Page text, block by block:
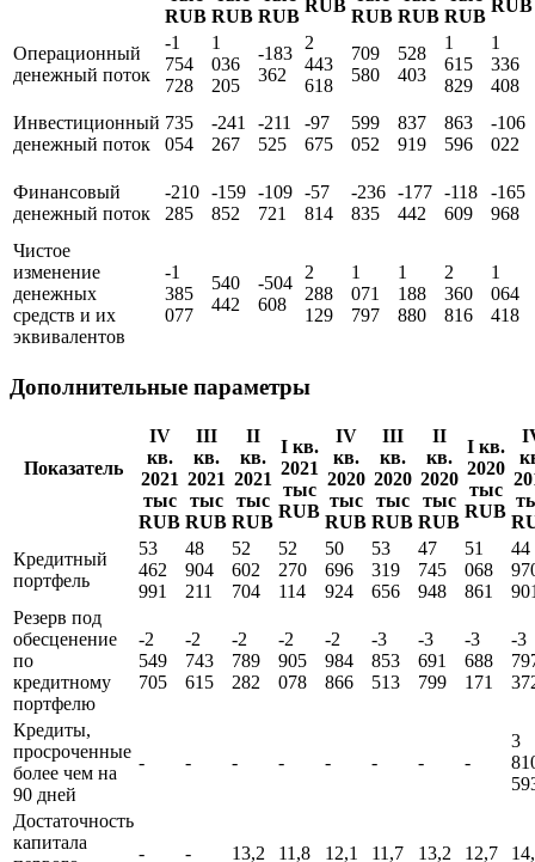
Показатель
IV
кв.
2021
тыс
RUB
III
2021
тыс
RUB
II
2021
тыс
2021
тыс
RUB
IV
2020
тыс
III
2020
тыс
II
2020
тыс
RUB
2020
тыс
RUB
Операционный
денежный поток
-1
754
1
036
-183
362
2
443
709
580
528
403
1
615
1
336
Инвестиционный
денежный поток
735
054
-241
267
-211
525
-97
675
599
052
837
919
863
596
-106
022
Финансовый
денежный поток
-210
285
-159
852
-109
721
-57
814
-236
835
-177
442
-118
609
-165
968
Чистое
денежных
средств и их
077
442
608
129
Дополнительные параметры
Показатель
IV
кв.
2021
тыс
RUB
III
кв.
2021
тыс
RUB
II
кв.
2021
тыс
RUB
2021
тыс
RUB
IV
кв.
2020
тыс
RUB
III
кв.
2020
тыс
RUB
II
кв.
2020
тыс
RUB
2020
тыс
RUB
Кредитный
портфель
53
462
991
48
904
211
52
602
704
52
270
114
50
696
924
53
319
656
47
745
948
51
068
861
44
Резерв под
обесценение
по
кредитному
портфелю
705
615
282
078
866
513
799
171
Кредиты,
просроченные
более чем на
- - - - - -